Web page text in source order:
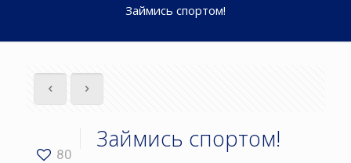
Займись спортом!
80
Займись спортом!